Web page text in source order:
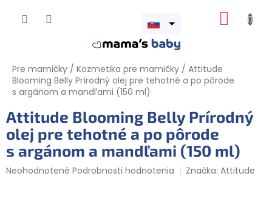
Otvoriť
Pre mamičky / Kozmetika pre mamičky / Attitude
Blooming Belly Prírodný olej pre tehotné a po pôrode
s argánom a mandľami (150 ml)
Attitude Blooming Belly Prírodný
olej pre tehotné a po pôrode
s argánom a mandľami (150 ml)
Priemerné
Neohodnotené Podrobnosti hodnotenia Značka:Attitude